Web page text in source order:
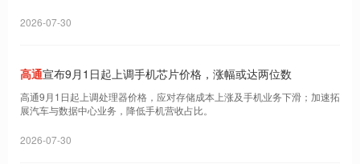
2026-07-30
高通宣布9月1日起上调手机芯片价格，涨幅或达两位数
高通9月1日起上调处理器价格，应对存储成本上涨及手机业务下滑；加速拓
展汽车与数据中心业务，降低手机营收占比。
2026-07-30